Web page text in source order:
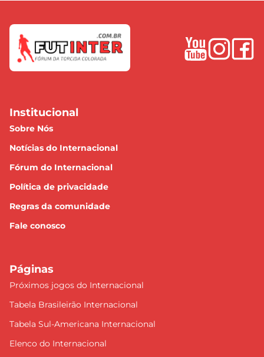
Institucional
Sobre Nós
Notícias do Internacional
Fórum do Internacional
Política de privacidade
Regras da comunidade
Fale conosco
Páginas
Próximos jogos do Internacional
Tabela Brasileirão Internacional
Tabela Sul-Americana Internacional
Elenco do Internacional